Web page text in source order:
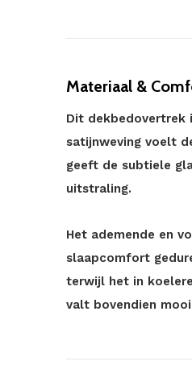
Materiaal &
Dit dekbedovertrek
satijnweving voelt
geeft de subtiele
uitstraling.
Het ademende en
slaapcomfort
terwijl het in
valt bovendien